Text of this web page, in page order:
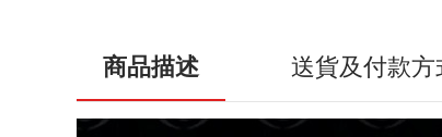
商品描述 送貨及付款方